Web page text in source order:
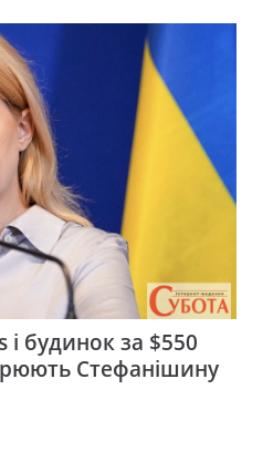
будинок за $550
Стефанішину